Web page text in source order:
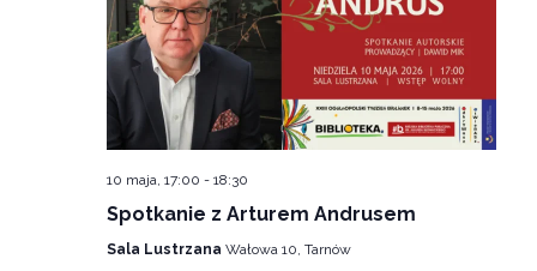
10 maja, 17:00 - 18:30
Spotkanie z Arturem Andrusem
Sala Lustrzana Wałowa 10, Tarnów